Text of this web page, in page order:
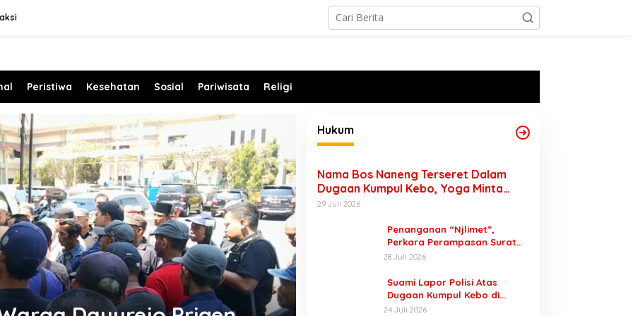
Peristiwa Kesehatan Sosial Pariwisata Religi
Hukum
Nama Bos Naneng Terseret Dalam
Dugaan Kumpul Kebo, Yoga Minta
Orang Tuanya Juga Dipanggil Polisi
29 Juli 2026
Penanganan “Njlimet”,
Perkara Perampasan Surat
Mobil Tak Kunjung Tersangka
Pasuruan
28 Juli 2026
Suami Lapor Polisi Atas
Dugaan Kumpul Kebo di
Sumber Banteng Kejayan,
24 Juli 2026